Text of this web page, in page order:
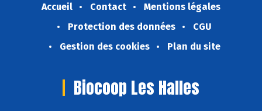
Accueil Contact
Mentions légales
Protection des données
CGU
Gestion des cookies
Plan du site
Biocoop Les Halles